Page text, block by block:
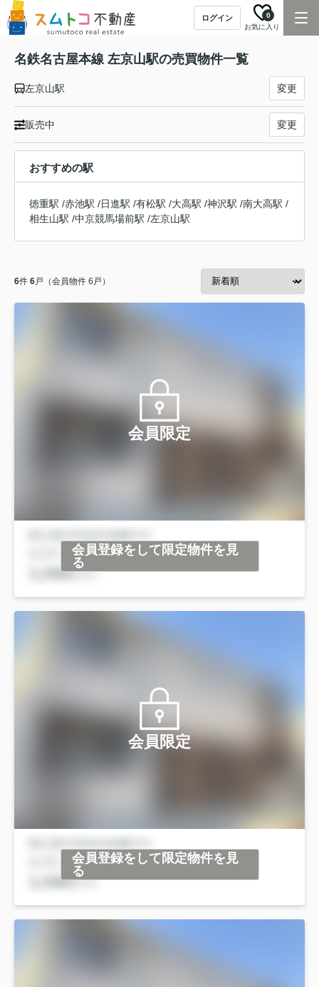
ログイン
お気に入り
0
名鉄名古屋本線 左京山駅の売買物件一覧
左京山駅 変更
販売中 変更
おすすめの駅
徳重駅 /赤池駅 /日進駅 /有松駅 /大高駅 /神沢駅 /南大高駅 /
相生山駅 /中京競馬場前駅 /左京山駅
6件 6戸（会員物件 6戸）
会員限定
会員登録をして限定物件を見
る
会員限定
会員登録をして限定物件を見
る